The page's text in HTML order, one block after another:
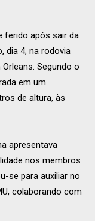
ferido após sair da
dia 4, na rodovia
Segundo o
em um
de altura, às
apresentava
nos membros
se para auxiliar no
colaborando com